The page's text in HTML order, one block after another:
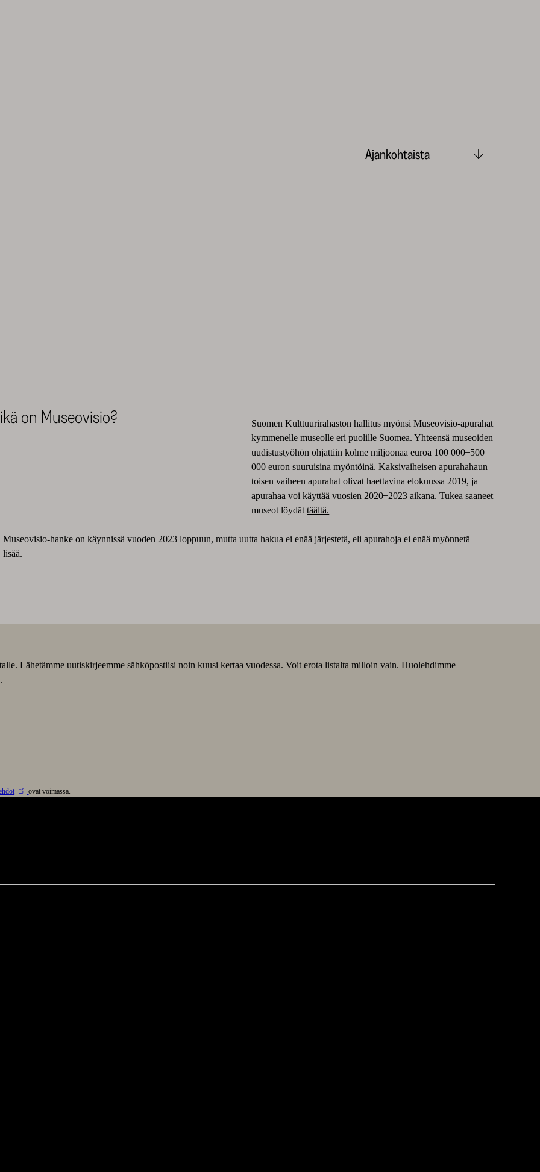
Ajankohtaista
on Museovisio?
Suomen Kulttuurirahaston hallitus myönsi Museovisio-apurahat
kymmenelle museolle eri puolille Suomea. Yhteensä museoiden
uudistustyöhön ohjattiin kolme miljoonaa euroa 100 000 ̶ 500
000 euron suuruisina myöntöinä. Kaksivaiheisen apurahahaun
toisen vaiheen apurahat olivat haettavina elokuussa 2019, ja
apurahaa voi käyttää vuosien 2020 ̶ 2023 aikana. Tukea saaneet
museot löydättäältä.
Museovisio-hanke on käynnissä vuoden 2023 loppuun, mutta uutta hakua ei enää järjestetä, eli apurahoja ei enää myönnetä
lisää.
Lähetämme uutiskirjeemme sähköpostiisi noin kuusi kertaa vuodessa. Voit erota listalta milloin vain. Huolehdimme
ovat voimassa.